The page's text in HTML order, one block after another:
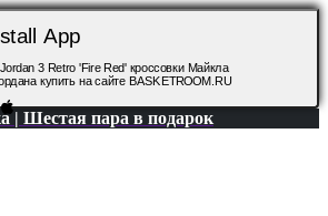
App
3 Retro 'Fire Red' кроссовки Майкла
купить на сайте BASKETROOM.RU
| Шестая пара в подарок